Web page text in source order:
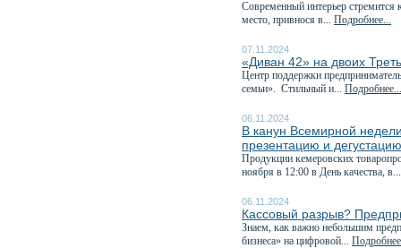
Современный интерьер стремится
место, привнося в... Подробнее...
07.11.2024
«Диван 42» на двоих
Центр поддержки
семьи». Стильный и... Подробнее...
06.11.2024
В канун Всемирной
презентацию и
Продукции кемеровских
ноября в 12:00 в День качества,
06.11.2024
Кассовый разрыв?
Знаем, как важно небольшим
бизнеса» на цифровой...